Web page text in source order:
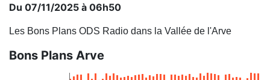
Du 07/11/2025 à 06h50
Les Bons Plans ODS Radio dans la Vallée de l'Arve
Bons Plans Arve